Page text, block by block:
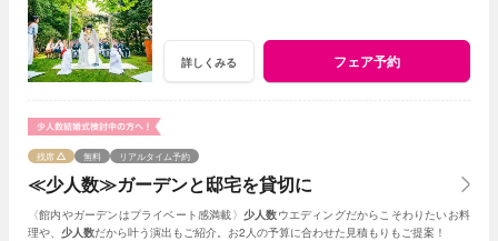
詳しくみる フェア予約
≪少人数≫ガーデンと邸宅を貸切に
残席 無料 リアルタイム予約
〈館内やガーデンはプライベート感満載〉 少人数ウエディングだからこそわりたいお料
理や、 少人数だから叶う演出もご紹介。お2人の予算に合わせた見積もりもご提案！